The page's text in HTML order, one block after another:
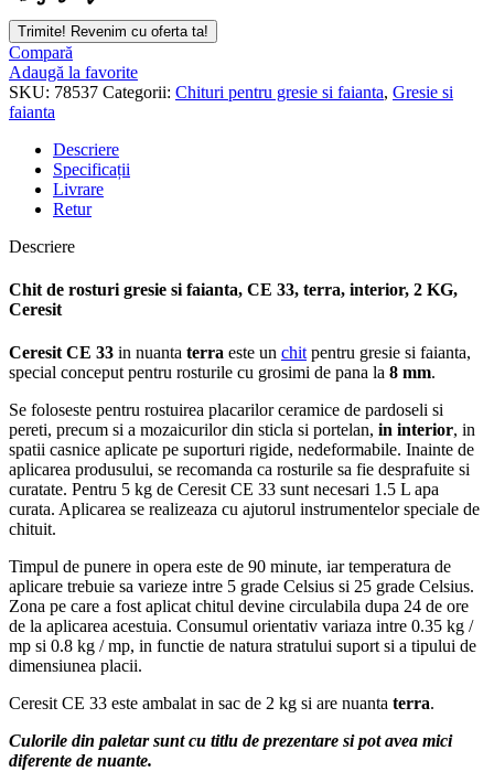
Trimite! Revenim cu oferta ta!
Compară
Adaugă la favorite
SKU: 78537 Categorii: Chituri pentru gresie si faianta, Gresie si
faianta
Descriere
Specificații
Livrare
Retur
Descriere
Chit de rosturi gresie si faianta, CE 33, terra, interior, 2 KG,
Ceresit
Ceresit CE 33 in nuanta terra este un chitpentru gresie si faianta,
special conceput pentru rosturile cu grosimi de pana la 8 mm.
Se foloseste pentru rostuirea placarilor ceramice de pardoseli si
pereti, precum si a mozaicurilor din sticla si portelan, in interior, in
spatii casnice aplicate pe suporturi rigide, nedeformabile. Inainte de
aplicarea produsului, se recomanda ca rosturile sa fie desprafuite si
curatate. Pentru 5 kg de Ceresit CE 33 sunt necesari 1.5 L apa
curata. Aplicarea se realizeaza cu ajutorul instrumentelor speciale de
chituit.
Timpul de punere in opera este de 90 minute, iar temperatura de
aplicare trebuie sa varieze intre 5 grade Celsius si 25 grade Celsius.
Zona pe care a fost aplicat chitul devine circulabila dupa 24 de ore
de la aplicarea acestuia. Consumul orientativ variaza intre 0.35 kg /
mp si 0.8 kg / mp, in functie de natura stratului suport si a tipului de
dimensiunea placii.
Ceresit CE 33 este ambalat in sac de 2 kg si are nuanta terra.
Culorile din paletar sunt cu titlu de prezentare si pot avea mici
diferente de nuante.